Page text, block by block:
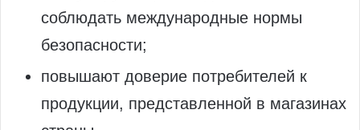
соблюдать международные нормы
безопасности;
повышают доверие потребителей к
продукции, представленной в магазинах